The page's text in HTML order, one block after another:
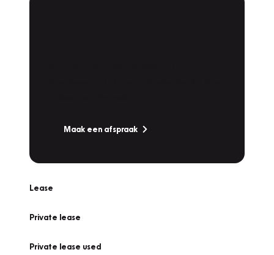
Maak een afspraak
Lease
Private lease
Private lease used